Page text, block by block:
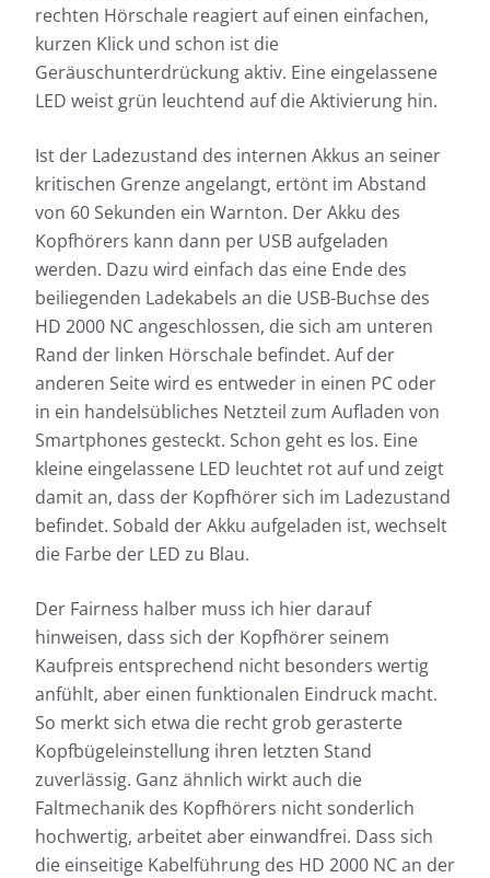
rechten Hörschale reagiert auf einen einfachen,
kurzen Klick und schon ist die
Geräuschunterdrückung aktiv. Eine eingelassene
LED weist grün leuchtend auf die Aktivierung hin.
Ist der Ladezustand des internen Akkus an seiner
kritischen Grenze angelangt, ertönt im Abstand
von 60 Sekunden ein Warnton. Der Akku des
Kopfhörers kann dann per USB aufgeladen
werden. Dazu wird einfach das eine Ende des
beiliegenden Ladekabels an die USB-Buchse des
HD 2000 NC angeschlossen, die sich am unteren
Rand der linken Hörschale befindet. Auf der
anderen Seite wird es entweder in einen PC oder
in ein handelsübliches Netzteil zum Aufladen von
Smartphones gesteckt. Schon geht es los. Eine
kleine eingelassene LED leuchtet rot auf und zeigt
damit an, dass der Kopfhörer sich im Ladezustand
befindet. Sobald der Akku aufgeladen ist, wechselt
die Farbe der LED zu Blau.
Der Fairness halber muss ich hier darauf
hinweisen, dass sich der Kopfhörer seinem
Kaufpreis entsprechend nicht besonders wertig
anfühlt, aber einen funktionalen Eindruck macht.
So merkt sich etwa die recht grob gerasterte
Kopfbügeleinstellung ihren letzten Stand
zuverlässig. Ganz ähnlich wirkt auch die
Faltmechanik des Kopfhörers nicht sonderlich
hochwertig, arbeitet aber einwandfrei. Dass sich
die einseitige Kabelführung des HD 2000 NC an der